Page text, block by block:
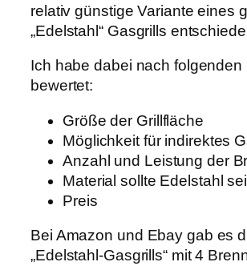
relativ günstige Variante eines
„Edelstahl“ Gasgrills
Ich habe dabei nach folgenden
bewertet:
Größe der Grillfläche
Möglichkeit für indirektes
Anzahl und Leistung der
Material sollte Edelstahl
Preis
Bei Amazon und Ebay gab es
„Edelstahl-Gasgrills“ mit 4